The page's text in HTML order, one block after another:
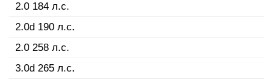
2.0 184 л.c.
2.0d 190 л.c.
2.0 258 л.c.
3.0d 265 л.c.